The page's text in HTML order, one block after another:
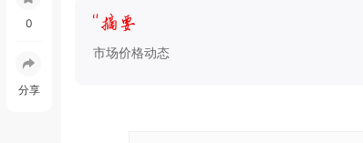
市场价格动态
0
分享